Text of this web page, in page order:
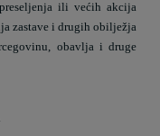
ili većih akcija
zastave i drugih obilježja
obavlja i druge